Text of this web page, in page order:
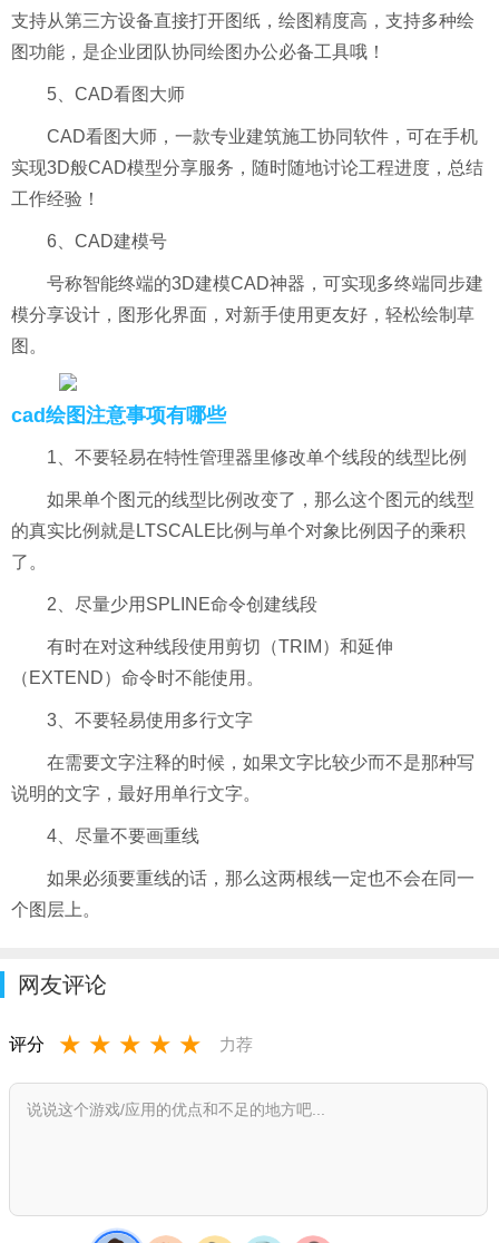
支持从第三方设备直接打开图纸，绘图精度高，支持多种绘
图功能，是企业团队协同绘图办公必备工具哦！
5、CAD看图大师
CAD看图大师，一款专业建筑施工协同软件，可在手机
实现3D般CAD模型分享服务，随时随地讨论工程进度，总结
工作经验！
6、CAD建模号
号称智能终端的3D建模CAD神器，可实现多终端同步建
模分享设计，图形化界面，对新手使用更友好，轻松绘制草
图。
cad绘图注意事项有哪些
1、不要轻易在特性管理器里修改单个线段的线型比例
如果单个图元的线型比例改变了，那么这个图元的线型
的真实比例就是LTSCALE比例与单个对象比例因子的乘积
了。
2、尽量少用SPLINE命令创建线段
有时在对这种线段使用剪切（TRIM）和延伸
（EXTEND）命令时不能使用。
3、不要轻易使用多行文字
在需要文字注释的时候，如果文字比较少而不是那种写
说明的文字，最好用单行文字。
4、尽量不要画重线
如果必须要重线的话，那么这两根线一定也不会在同一
个图层上。
网友评论
评分 ★ ★ ★ ★ ★ 力荐